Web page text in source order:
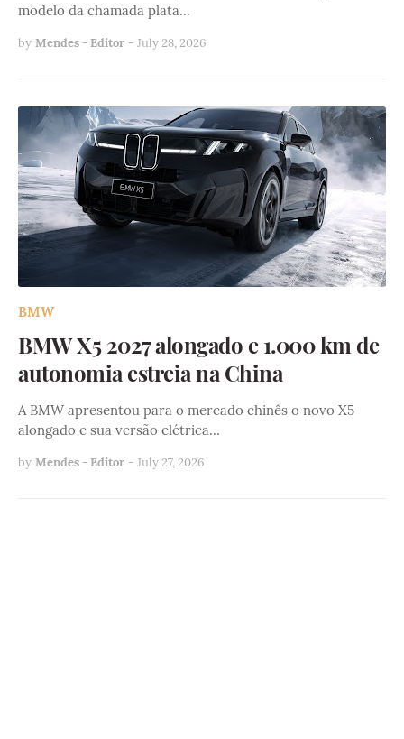
modelo da chamada plata…
by Mendes - Editor - July 28, 2026
BMW
BMW X5 2027 alongado e 1.000 km de
autonomia estreia na China
A BMW apresentou para o mercado chinês o novo X5
alongado e sua versão elétrica…
by Mendes - Editor - July 27, 2026